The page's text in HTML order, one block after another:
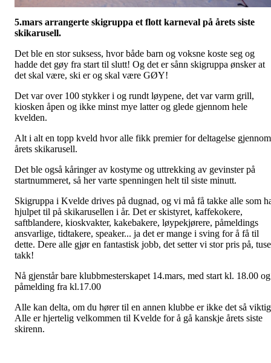
5.mars arrangerte skigruppa et flott karneval på årets siste
skikarusell.
Det ble en stor suksess, hvor både barn og voksne koste seg og
hadde det gøy fra start til slutt! Og det er sånn skigruppa ønsker at
det skal være, ski er og skal være GØY!
Det var over 100 stykker i og rundt løypene, det var varm grill,
kiosken åpen og ikke minst mye latter og glede gjennom hele
kvelden.
Alt i alt en topp kveld hvor alle fikk premier for deltagelse gjennom
årets skikarusell.
Det ble også kåringer av kostyme og uttrekking av gevinster på
startnummeret, så her varte spenningen helt til siste minutt.
Skigruppa i Kvelde drives på dugnad, og vi må få takke alle som
hjulpet til på skikarusellen i år. Det er skistyret, kaffekokere,
saftblandere, kioskvakter, kakebakere, løypekjørere, påmeldings
ansvarlige, tidtakere, speaker... ja det er mange i sving for å få til
dette. Dere alle gjør en fantastisk jobb, det setter vi stor pris på,
takk!
Nå gjenstår bare klubbmesterskapet 14.mars, med start kl. 18.00 og
påmelding fra kl.17.00
Alle kan delta, om du hører til en annen klubbe er ikke det så
Alle er hjertelig velkommen til Kvelde for å gå kanskje årets siste
skirenn.